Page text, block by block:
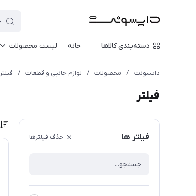
دسته‌بندی کالاها خانه لیست محصولات
دایسونت / محصولات / لوازم جانبی و قطعات / فیلتر
فیلتر
فیلتر ها حذف فیلترها